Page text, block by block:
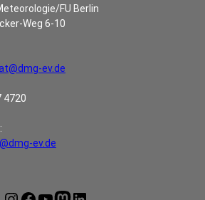
FU Berlin
Weg 6-10
ev.de
4720
ev.de